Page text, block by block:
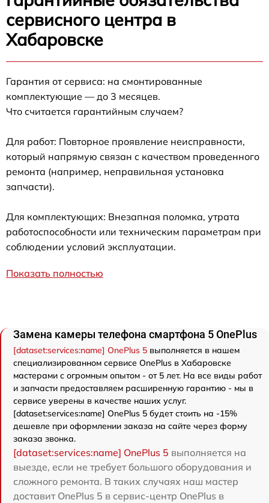
сервисного центра в
Хабаровске
Гарантия от сервиса: на смонтированные
комплектующие — до 3 месяцев.
Что считается гарантийным случаем?
Для работ: Повторное проявление неисправности,
который напрямую связан с качеством проведенного
ремонта (например, неправильная установка
запчасти).
Для комплектующих: Внезапная поломка, утрата
работоспособности или техническим параметрам при
соблюдении условий эксплуатации.
Показать полностью
Замена камеры телефона смартфона 5 OnePlus
[dataset:services:name] OnePlus 5 выполняется в нашем
специализированном сервисе OnePlus в Хабаровске
мастерами с огромным опытом - от 5 лет. На все виды работ
и запчасти предоставляем расширенную гарантию - мы в
сервисе уверены в качестве наших услуг.
[dataset:services:name] OnePlus 5 будет стоить на -15%
дешевле при оформлении заказа на сайте через форму
заказа звонка.
[dataset:services:name] OnePlus 5 выполняется на
выезде, если не требует большого оборудования и
сложного ремонта. В таких случаях наш мастер
доставит OnePlus 5 в сервис-центр OnePlus в